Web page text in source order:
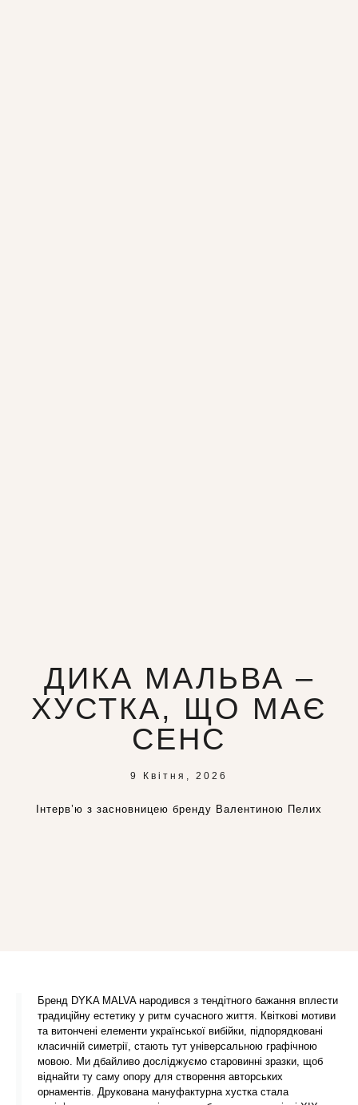
ДИКА МАЛЬВА –
ХУСТКА, ЩО МАЄ
СЕНС
9 Квітня, 2026
Інтерв’ю з засновницею бренду Валентиною Пелих
Бренд DYKA MALVA народився з тендітного бажання вплести
традиційну естетику у ритм сучасного життя. Квіткові мотиви
та витончені елементи української вибійки, підпорядковані
класичній симетрії, стають тут універсальною графічною
мовою. Ми дбайливо досліджуємо старовинні зразки, щоб
віднайти ту саму опору для створення авторських
орнаментів. Друкована мануфактурна хустка стала